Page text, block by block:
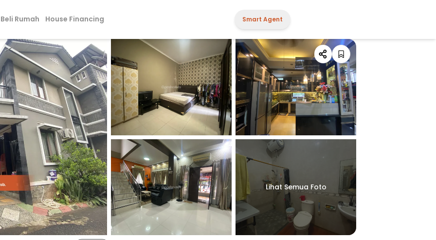
Beli Rumah House Financing Smart Agent
Lihat Semua Foto